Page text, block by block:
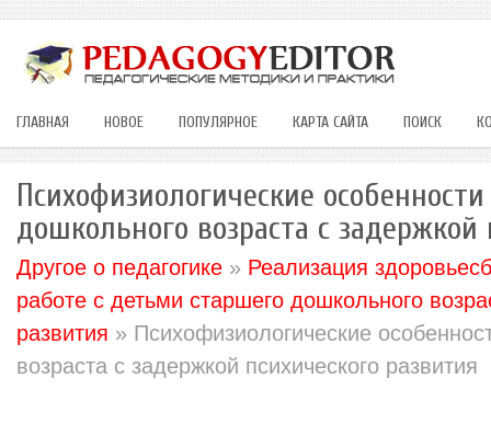
ГЛАВНАЯ НОВОЕ ПОПУЛЯРНОЕ КАРТА САЙТА ПОИСК
Психофизиологические
дошкольного возраста с задержкой
Другое о педагогике » Реализация
работе с детьми старшего дошкольного
развития » Психофизиологические
возраста с задержкой психического развития